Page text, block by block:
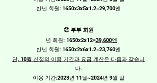
​반년 회원: 1650x3x5x1.2=29,700엔
② 부부 회원
년 회원: 1650x2x12=39,600엔
​반년 회원: 1650x2x6x1.2=23,760엔
단, 10월 신청의 이용 기간과 요금 계산은 다음과 같습니
다.
이용 기간:2023년 11월~2024년 9월 말